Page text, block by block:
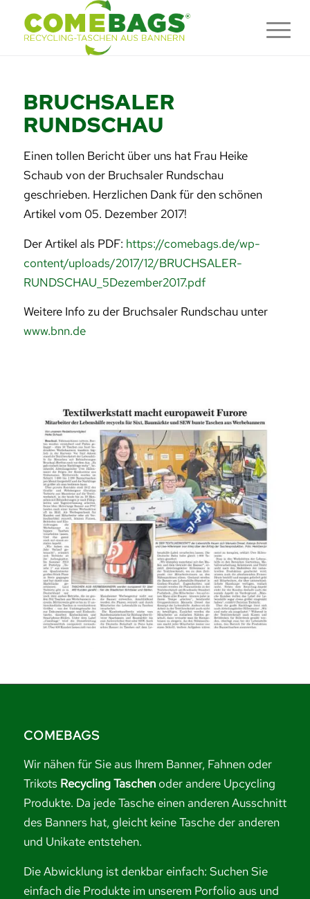
BRUCHSALER
RUNDSCHAU
Einen tollen Bericht über uns hat Frau Heike
Schaub von der Bruchsaler Rundschau
geschrieben. Herzlichen Dank für den schönen
Artikel vom 05. Dezember 2017!
Der Artikel als PDF: https://comebags.de/wp-
content/uploads/2017/12/BRUCHSALER-
RUNDSCHAU_5Dezember2017.pdf
Weitere Info zu der Bruchsaler Rundschau unter
www.bnn.de
COMEBAGS
Wir nähen für Sie aus Ihrem Banner, Fahnen oder
Trikots Recycling Taschenoder andere Upcycling
Produkte. Da jede Tasche einen anderen Ausschnitt
des Banners hat, gleicht keine Tasche der anderen
und Unikate entstehen.
Die Abwicklung ist denkbar einfach: Suchen Sie
einfach die Produkte im unserem Porfolio aus und